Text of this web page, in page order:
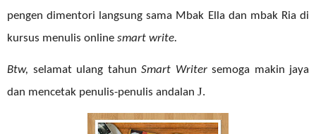
pengen dimentori langsung sama Mbak Ella dan mbak Ria di
kursus menulis online smart write.
Btw, selamat ulang tahun Smart Writersemoga makin jaya
dan mencetak penulis-penulis andalan J.